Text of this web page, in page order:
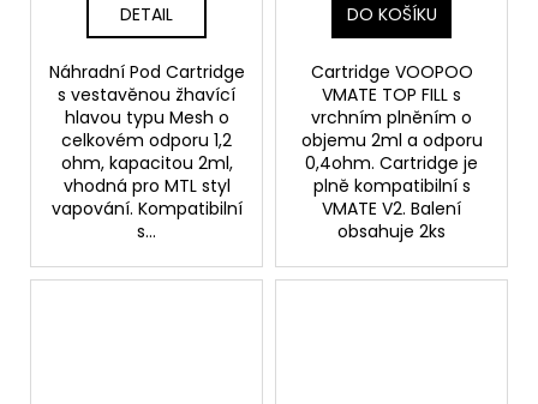
DETAIL
Náhradní Pod Cartridge
s vestavěnou žhavící
hlavou typu Mesh o
celkovém odporu 1,2
ohm, kapacitou 2ml,
vhodná pro MTL styl
vapování. Kompatibilní
s...
DO KOŠÍKU
Cartridge VOOPOO
VMATE TOP FILL s
vrchním plněním o
objemu 2ml a odporu
0,4ohm. Cartridge je
plně kompatibilní s
VMATE V2. Balení
obsahuje 2ks